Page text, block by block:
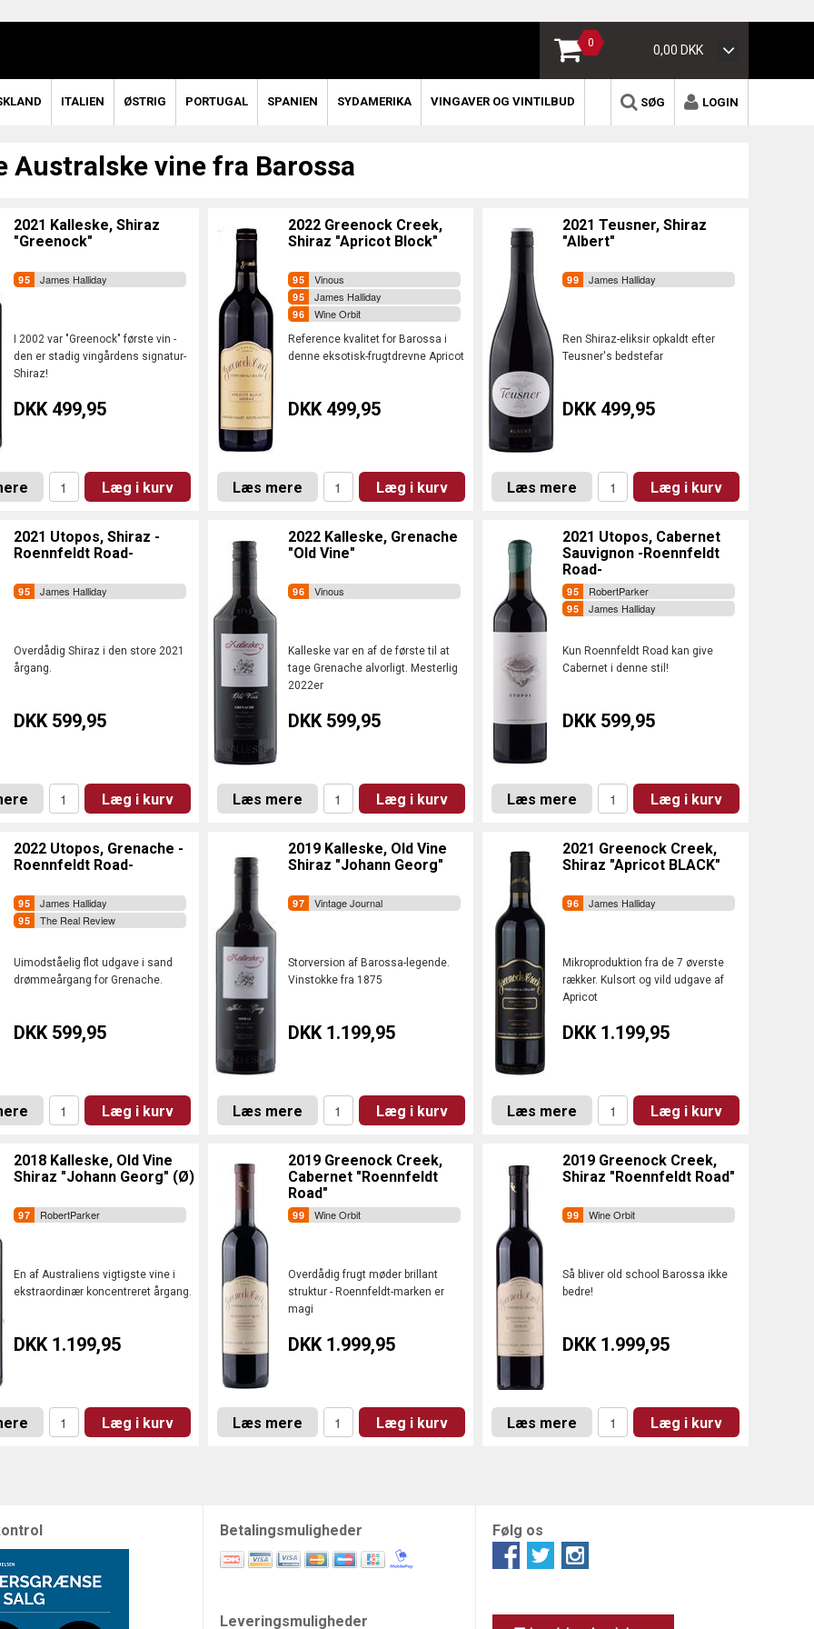
0 0,00 DKK
ITALIEN ØSTRIG PORTUGAL SPANIEN SYDAMERIKA VINGAVER OG VINTILBUD LOGIN
SØG
Australske vine fra Barossa
2021 Kalleske, Shiraz
"Greenock"
James Halliday
I 2002 var "Greenock" første vin -
den er stadig vingårdens signatur-
Shiraz!
DKK 499,95
Læg i kurv
2022 Greenock Creek,
Shiraz "Apricot Block"
Vinous
James Halliday
Wine Orbit
Reference kvalitet for Barossa i
denne eksotisk-frugtdrevne Apricot
DKK 499,95
Læs mere Læg i kurv
2021 Teusner, Shiraz
"Albert"
James Halliday
Ren Shiraz-eliksir opkaldt efter
Teusner's bedstefar
DKK 499,95
Læs mere Læg i kurv
2021 Utopos, Shiraz -
Roennfeldt Road-
James Halliday
Overdådig Shiraz i den store 2021
årgang.
DKK 599,95
Læg i kurv
2022 Kalleske, Grenache
"Old Vine"
Vinous
Kalleske var en af de første til at
tage Grenache alvorligt. Mesterlig
2022er
DKK 599,95
Læs mere Læg i kurv
2021 Utopos, Cabernet
Sauvignon -Roennfeldt
Road-
RobertParker
James Halliday
Kun Roennfeldt Road kan give
Cabernet i denne stil!
DKK 599,95
Læs mere Læg i kurv
2022 Utopos, Grenache -
Roennfeldt Road-
James Halliday
The Real Review
Uimodståelig flot udgave i sand
drømmeårgang for Grenache.
DKK 599,95
Læg i kurv
2019 Kalleske, Old Vine
Shiraz "Johann Georg"
Vintage Journal
Storversion af Barossa-legende.
Vinstokke fra 1875
DKK 1.199,95
Læs mere Læg i kurv
2021 Greenock Creek,
Shiraz "Apricot BLACK"
James Halliday
Mikroproduktion fra de 7 øverste
rækker. Kulsort og vild udgave af
Apricot
DKK 1.199,95
Læs mere Læg i kurv
2018 Kalleske, Old Vine
Shiraz "Johann Georg" (Ø)
RobertParker
En af Australiens vigtigste vine i
ekstraordinær koncentreret årgang.
DKK 1.199,95
Læg i kurv
2019 Greenock Creek,
Cabernet "Roennfeldt
Road"
Wine Orbit
Overdådig frugt møder brillant
struktur - Roennfeldt-marken er
magi
DKK 1.999,95
Læs mere Læg i kurv
2019 Greenock Creek,
Shiraz "Roennfeldt Road"
Wine Orbit
Så bliver old school Barossa ikke
bedre!
DKK 1.999,95
Læs mere Læg i kurv
Betalingsmuligheder
Leveringsmuligheder
Følg os